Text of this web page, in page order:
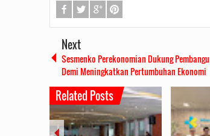
Next
Sesmenko Perekonomian Dukung
Demi Meningkatkan Pertumbuhan Ekonomi
Related Posts